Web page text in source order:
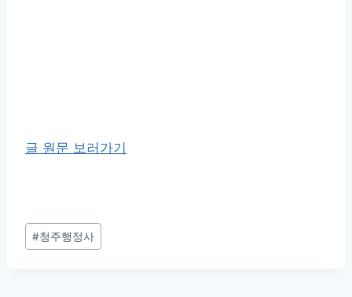
글 원문 보러가기
Post
Tags:
#청주행정사